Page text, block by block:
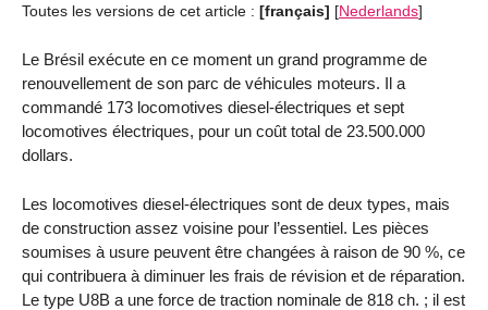
Toutes les versions de cet article : [français] [Nederlands]
Le Brésil exécute en ce moment un grand programme de
renouvellement de son parc de véhicules moteurs. Il a
commandé 173 locomotives diesel-électriques et sept
locomotives électriques, pour un coût total de 23.500.000
dollars.
Les locomotives diesel-électriques sont de deux types, mais
de construction assez voisine pour l’essentiel. Les pièces
soumises à usure peuvent être changées à raison de 90 %, ce
qui contribuera à diminuer les frais de révision et de réparation.
Le type U8B a une force de traction nominale de 818 ch. ; il est